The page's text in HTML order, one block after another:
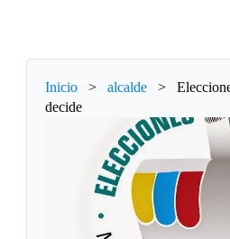
Inicio > alcalde >
decide